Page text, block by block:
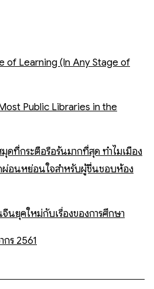
of Learning (In Any Stage of
Public Libraries in the
ที่กระตือรือร้นมากที่สุด ทำไมเมือง
อนหย่อนใจสำหรับผู้ชื่นชอบห้อง
นยุคใหม่กับเรื่องของการศึกษา
กร 2561